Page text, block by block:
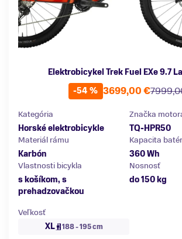
Elektrobicykel Trek Fuel EXe 9.7
-54 % 3699,00 €
Kategória
Horské elektrobicykle
Značka
TQ-HPR50
Materiál rámu
Karbón
Kapacita
360 Wh
Vlastnosti bicykla
s košíkom, s
prehadzovačkou
Nosnosť
do 150 kg
Veľkosť
XL
188 - 195 cm